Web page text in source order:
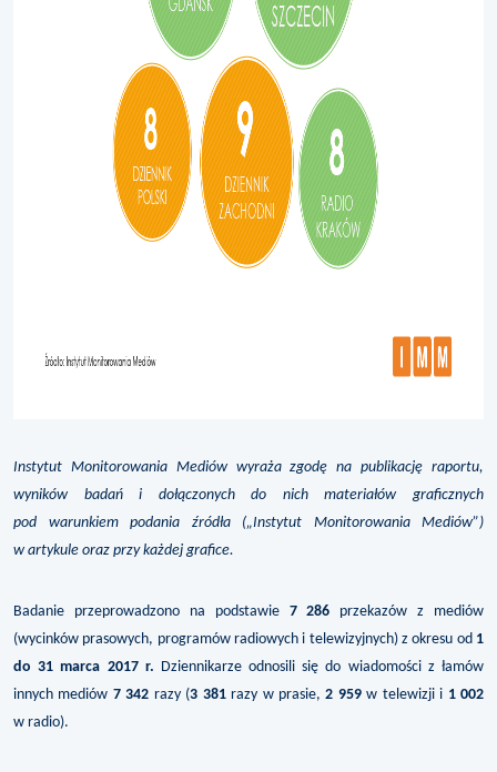
Instytut Monitorowania Mediów wyraża zgodę na publikację raportu,
wyników badań i dołączonych do nich materiałów graficznych
pod warunkiem podania źródła („Instytut Monitorowania Mediów”)
w artykule oraz przy każdej grafice.
Badanie przeprowadzono na podstawie 7 286 przekazów z mediów
(wycinków prasowych, programów radiowych i telewizyjnych) z okresu od 1
do 31 marca 2017 r. Dziennikarze odnosili się do wiadomości z łamów
innych mediów 7 342 razy (3 381razy w prasie,2 959w telewizji i 1 002
w radio).